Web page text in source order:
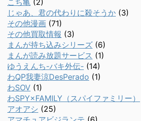
こち亀 (2)
じゃあ、君の代わりに殺そうか (3)
その他漫画 (71)
その他買取情報 (3)
まんが持ち込みシリーズ (6)
まんが読み放題サービス (1)
ゆうえんち-バキ外伝- (14)
わQP我妻涼DesPerado (1)
わSOV (1)
わSPY×FAMILY（スパイファミリー）
アオアシ (25)